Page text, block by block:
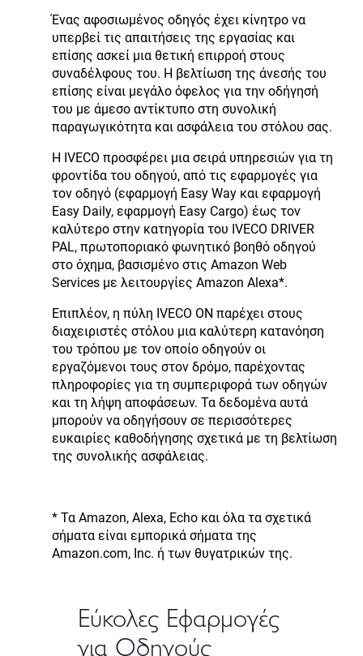
Ένας αφοσιωμένος οδηγός έχει κίνητρο να
υπερβεί τις απαιτήσεις της εργασίας και
επίσης ασκεί μια θετική επιρροή στους
συναδέλφους του. Η βελτίωση της άνεσής του
επίσης είναι μεγάλο όφελος για την οδήγησή
του με άμεσο αντίκτυπο στη συνολική
παραγωγικότητα και ασφάλεια του στόλου σας.
Η IVECO προσφέρει μια σειρά υπηρεσιών για τη
φροντίδα του οδηγού, από τις εφαρμογές για
τον οδηγό (εφαρμογή Easy Way και εφαρμογή
Easy Daily, εφαρμογή Easy Cargo) έως τον
καλύτερο στην κατηγορία του IVECO DRIVER
PAL, πρωτοποριακό φωνητικό βοηθό οδηγού
στο όχημα, βασισμένο στις Amazon Web
Services με λειτουργίες Amazon Alexa*.
Επιπλέον, η πύλη IVECO ON παρέχει στους
διαχειριστές στόλου μια καλύτερη κατανόηση
του τρόπου με τον οποίο οδηγούν οι
εργαζόμενοι τους στον δρόμο, παρέχοντας
πληροφορίες για τη συμπεριφορά των οδηγών
και τη λήψη αποφάσεων. Τα δεδομένα αυτά
μπορούν να οδηγήσουν σε περισσότερες
ευκαιρίες καθοδήγησης σχετικά με τη βελτίωση
της συνολικής ασφάλειας.
* Τα Amazon, Alexa, Echo και όλα τα σχετικά
σήματα είναι εμπορικά σήματα της
Amazon.com, Inc. ή των θυγατρικών της.
Εύκολες Εφαρμογές
για Οδηγούς